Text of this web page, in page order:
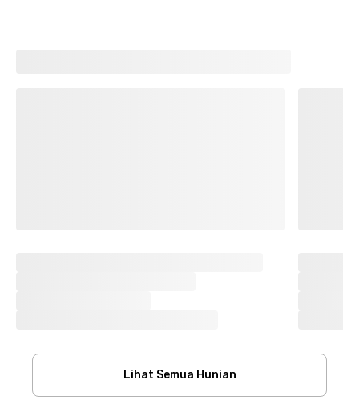
Lihat Semua Hunian